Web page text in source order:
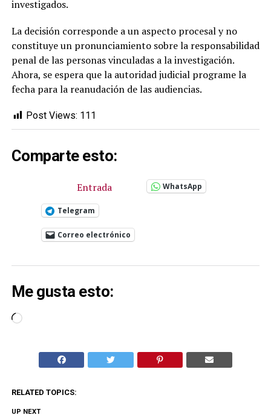
investigados.
La decisión corresponde a un aspecto procesal y no
constituye un pronunciamiento sobre la responsabilidad
penal de las personas vinculadas a la investigación.
Ahora, se espera que la autoridad judicial programe la
fecha para la reanudación de las audiencias.
Post Views: 111
Comparte esto:
Entrada WhatsApp
Telegram
Correo electrónico
Me gusta esto:
Cargando...
RELATED TOPICS:
UP NEXT